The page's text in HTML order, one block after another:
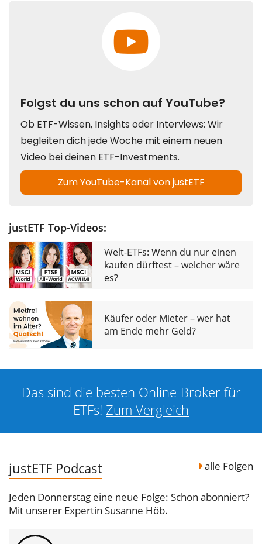
justETF Top-Videos:
Welt-ETFs: Wenn du nur einen
kaufen dürftest – welcher wäre
es?
Käufer oder Mieter – wer hat
am Ende mehr Geld?
Das sind die besten Online-Broker für
ETFs! Zum Vergleich
justETF Podcast alle Folgen
Jeden Donnerstag eine neue Folge: Schon abonniert?
Mit unserer Expertin Susanne Höb.